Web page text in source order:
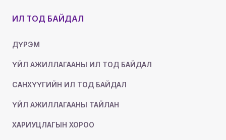
ИЛ ТОД БАЙДАЛ
ДҮРЭМ
ҮЙЛ АЖИЛЛАГААНЫ ИЛ ТОД БАЙДАЛ
САНХҮҮГИЙН ИЛ ТОД БАЙДАЛ
ҮЙЛ АЖИЛЛАГААНЫ ТАЙЛАН
ХАРИУЦЛАГЫН ХОРОО